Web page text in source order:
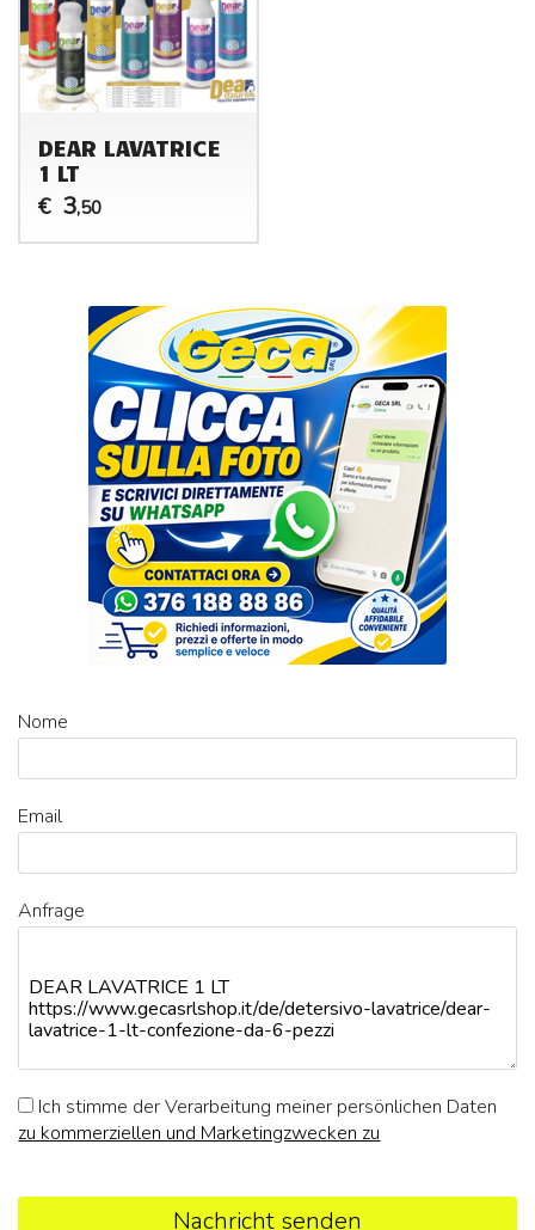
DEAR LAVATRICE
1 LT
€ 3,50
Nome
Email
Anfrage
Ich stimme der Verarbeitung meiner persönlichen Daten
zu kommerziellen und Marketingzwecken zu
Nachricht senden